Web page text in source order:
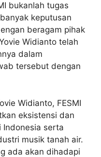
bukanlah tugas
keputusan
beragam pihak
Widianto telah
dalam
tersebut dengan
Widianto, FESMI
eksistensi dan
Indonesia serta
musik tanah air.
ada akan dihadapi